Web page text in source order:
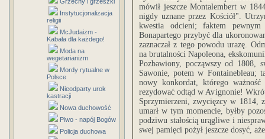
Instytucjonalizacja
religii
McJudaizm -
Kabała dla każdego!
Moda na
wegetarianizm
Mordy rytualne w
Polsce
Nieodparty urok
kastracji
Nowa duchowość
Piwo - napój Bogów
Policja duchowa
mówił jeszcze Montalembert w
nigdy uznane przez Kościół".
kwestia odcieni; faktem
Bonapartego przybyć dla
zaznaczał z tego powodu urazę.
na brutalności Napoleona,
Pozbawiony, począwszy od 1808,
Sawonie, potem w Fontainebleau;
nowy konkordat, którego
rezydować odtąd w Avignonie!
Sprzymierzeni, zwycięzcy w 1814,
umarł w tym momencie, byłby
podziwu stałością urągliwe i
swej pamięci pożył jeszcze dosyć,